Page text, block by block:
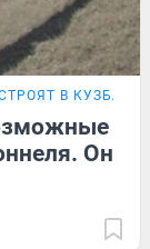
В КУЗБАССЕ
Он